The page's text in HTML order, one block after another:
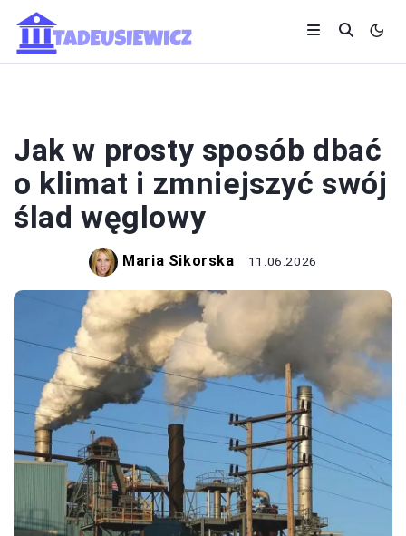
Jak w prosty sposób dbać
o klimat i zmniejszyć swój
ślad węglowy
Maria Sikorska 11.06.2026